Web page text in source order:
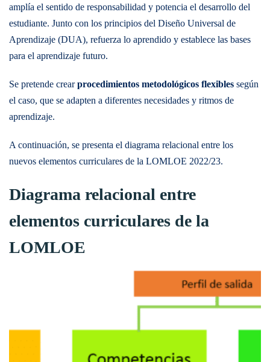
amplía el sentido de responsabilidad y potencia el desarrollo del
estudiante. Junto con los principios del Diseño Universal de
Aprendizaje (DUA), refuerza lo aprendido y establece las bases
para el aprendizaje futuro.
Se pretende crearprocedimientos metodológicos flexibles según
el caso, que se adapten a diferentes necesidades y ritmos de
aprendizaje.
A continuación, se presenta el diagrama relacional entre los
nuevos elementos curriculares de la LOMLOE 2022/23.
Diagrama relacional entre
elementos curriculares de la
LOMLOE